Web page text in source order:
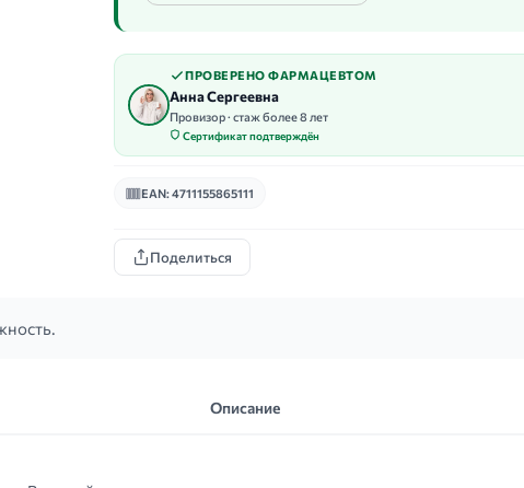
ПРОВЕРЕНО ФАРМАЦЕВТОМ
Анна Сергеевна
Провизор · стаж более 8 лет
Сертификат подтверждён
EAN: 4711155865111
Поделиться
Описание